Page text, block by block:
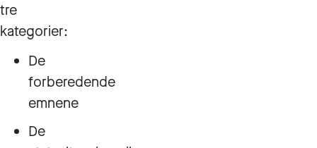
tre
kategorier:
De
forberedende
emnene
De